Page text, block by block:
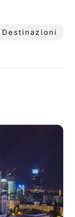
Destinazioni